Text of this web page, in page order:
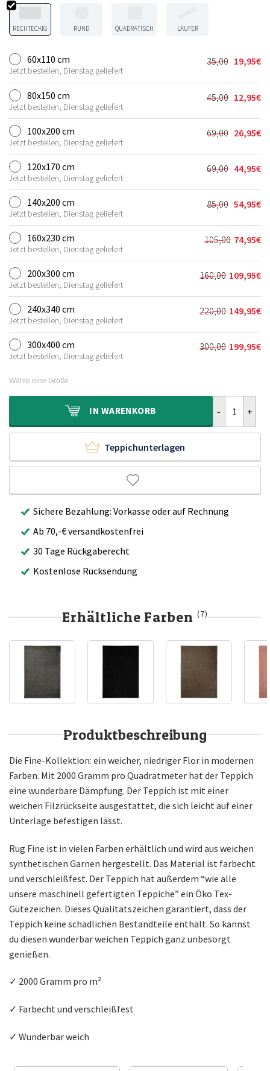
RECHTECKIG RUND QUADRATISCH LÄUFER
60x110 cm
Jetzt bestellen, Dienstag geliefert
35,00
Preis
war:
35,00€
19,95€
Aktueller
Preis
ist:
19,95€.
80x150 cm
Jetzt bestellen, Dienstag geliefert
45,00
Preis
war:
45,00€
12,95€
Aktueller
Preis
ist:
12,95€.
100x200 cm
Jetzt bestellen, Dienstag geliefert
69,00
Preis
war:
69,00€
26,95€
Aktueller
Preis
ist:
26,95€.
120x170 cm
Jetzt bestellen, Dienstag geliefert
69,00
Preis
war:
69,00€
44,95€
Aktueller
Preis
ist:
44,95€.
140x200 cm
Jetzt bestellen, Dienstag geliefert
85,00
Preis
war:
85,00€
54,95€
Aktueller
Preis
ist:
54,95€.
160x230 cm
Jetzt bestellen, Dienstag geliefert
105,00
Preis
war:
105,00€
74,95€
Aktueller
Preis
ist:
74,95€.
200x300 cm
Jetzt bestellen, Dienstag geliefert
160,00
Preis
war:
160,00€
109,95€
Aktueller
Preis
ist:
109,95€.
240x340 cm
Jetzt bestellen, Dienstag geliefert
220,00
Preis
war:
220,00€
149,95€
Aktueller
Preis
ist:
149,95€.
300x400 cm
Jetzt bestellen, Dienstag geliefert
300,00 199,95€
Aktueller
Wähle eine Größe
IN WARENKORB
Teppichunterlagen
Sichere Bezahlung: Vorkasse oder auf Rechnung
Ab 70,-€ versandkostenfrei
30 Tage Rückgaberecht
Kostenlose Rücksendung
Erhältliche Farben(7)
Produktbeschreibung
Die Fine-Kollektion: ein weicher, niedriger Flor in modernen
Farben. Mit 2000 Gramm pro Quadratmeter hat der Teppich
eine wunderbare Dämpfung. Der Teppich ist mit einer
weichen Filzrückseite ausgestattet, die sich leicht auf einer
Unterlage befestigen lässt.
Rug Fine ist in vielen Farben erhältlich und wird aus weichen
synthetischen Garnen hergestellt. Das Material ist farbecht
und verschleißfest. Der Teppich hat außerdem “wie alle
unsere maschinell gefertigten Teppiche” ein Öko Tex-
Gütezeichen. Dieses Qualitätszeichen garantiert, dass der
Teppich keine schädlichen Bestandteile enthält. So kannst
du diesen wunderbar weichen Teppich ganz unbesorgt
genießen.
✓ 2000 Gramm pro m²
✓ Farbecht und verschleißfest
✓ Wunderbar weich